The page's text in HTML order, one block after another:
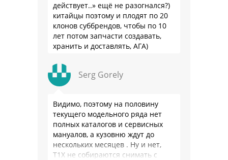
действует..» ещё не разогнался?)
китайцы поэтому и плодят по 20
клонов суббрендов, чтобы по 10
лет потом запчасти создавать,
хранить и доставлять, АГА)
Serg Gorely
Видимо, поэтому на половину
текущего модельного ряда нет
полных каталогов и сервисных
мануалов, а кузовню ждут до
нескольких месяцев . Ну и нет,
Т1Х не собираются снимать с